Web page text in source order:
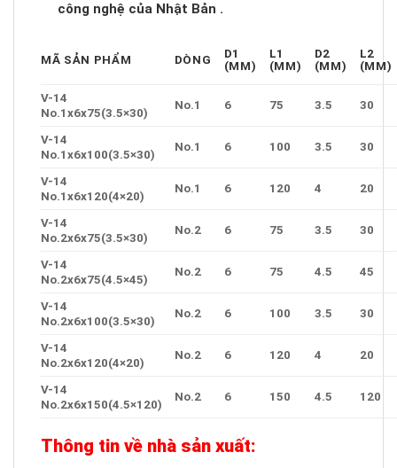
công nghệ của Nhật Bản .
MÃ SẢN PHẨM DÒNG
D1
(MM)
L1
(MM)
D2
(MM)
L2
(MM)
V-14
No.1x6x75(3.5×30)
No.1 6 75 3.5 30
V-14
No.1x6x100(3.5×30)
No.1 6 100 3.5 30
V-14
No.1x6x120(4×20)
No.1 6 120 4 20
V-14
No.2x6x75(3.5×30)
No.2 6 75 3.5 30
V-14
No.2x6x75(4.5×45)
No.2 6 75 4.5 45
V-14
No.2x6x100(3.5×30)
No.2 6 100 3.5 30
V-14
No.2x6x120(4×20)
No.2 6 120 4 20
V-14
No.2x6x150(4.5×120)
No.2 6 150 4.5 120
Thông tin về nhà sản xuất: